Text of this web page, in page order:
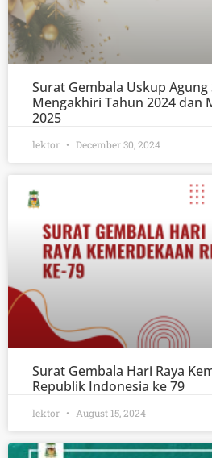
Surat Gembala Uskup Agung
Mengakhiri Tahun 2024 dan
2025
lektor December 30, 2024
Surat Gembala Hari Raya
Republik Indonesia ke 79
lektor August 15, 2024